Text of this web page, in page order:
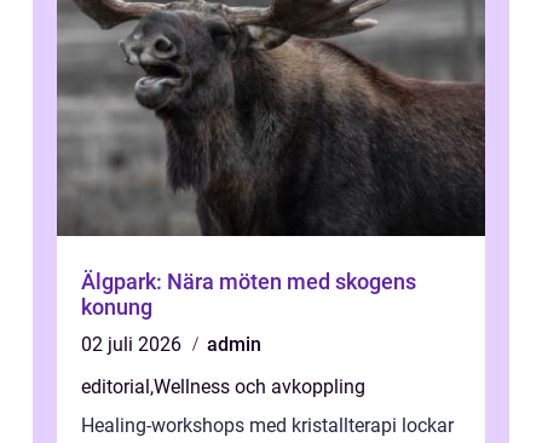
Älgpark: Nära möten med skogens
konung
02 juli 2026
admin
editorial,Wellness och avkoppling
Healing-workshops med kristallterapi lockar